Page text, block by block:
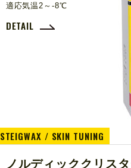
STEIGWAX / SKIN TUNING
適応気温2～-8℃
DETAIL
ノルディッククリス